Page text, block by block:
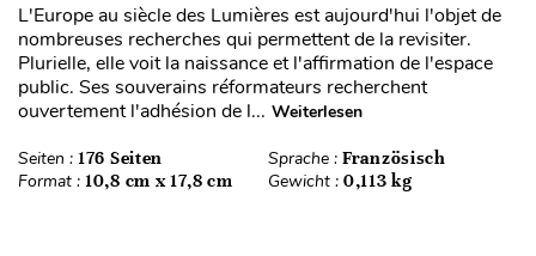
L'Europe au siècle des Lumières est aujourd'hui l'objet de
nombreuses recherches qui permettent de la revisiter.
Plurielle, elle voit la naissance et l'affirmation de l'espace
public. Ses souverains réformateurs recherchent
ouvertement l'adhésion de l... Weiterlesen
Seiten : 176 Seiten Sprache : Französisch
Format : 10,8 cm x 17,8 cm Gewicht : 0,113 kg